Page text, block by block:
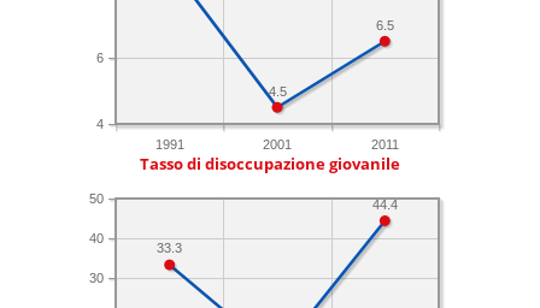
1991 2001 2011
4
6
6.5
4.5
Tasso di disoccupazione giovanile
30
40
50 44.4
33.3